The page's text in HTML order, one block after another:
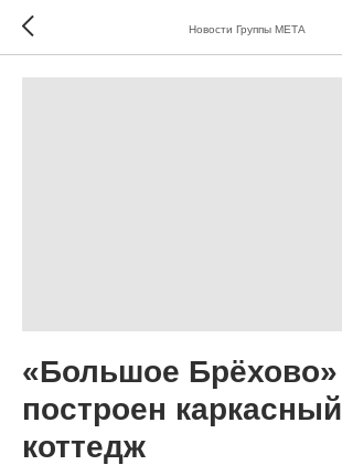
Новости Группы МЕТА
«Большое Брёхово»
построен каркасный
коттедж